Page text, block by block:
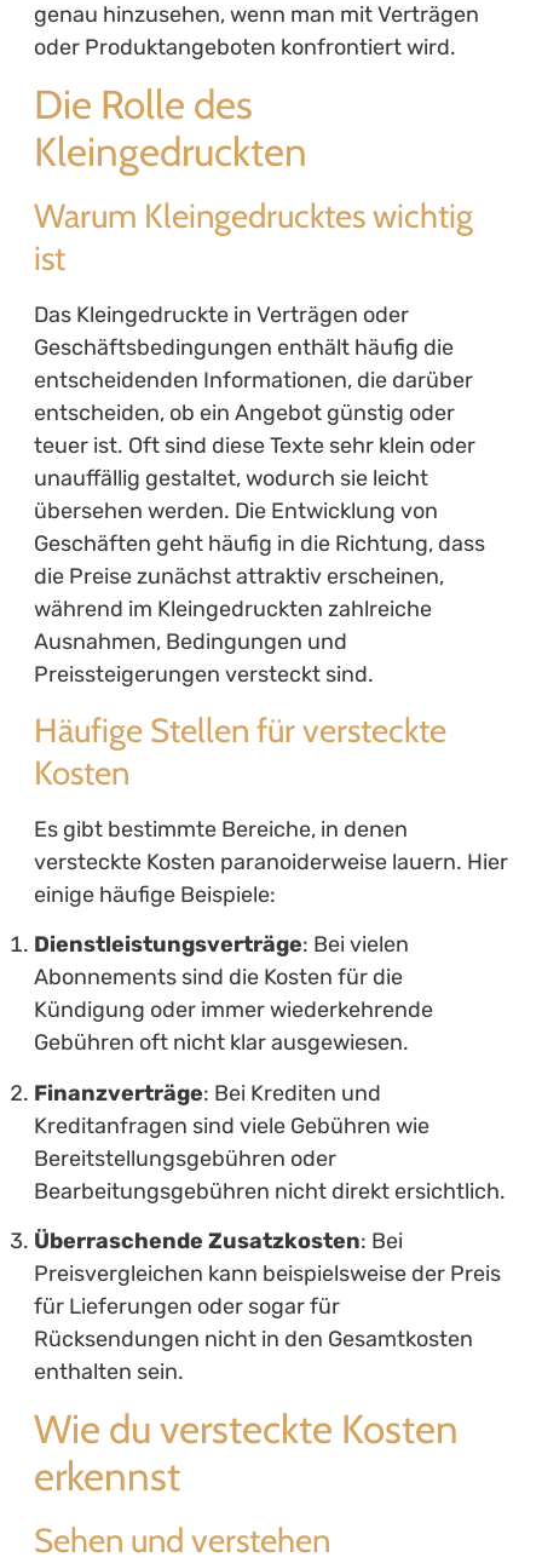
genau hinzusehen, wenn man mit Verträgen
oder Produktangeboten konfrontiert wird.
Die Rolle des
Kleingedruckten
Warum Kleingedrucktes wichtig
ist
Das Kleingedruckte in Verträgen oder
Geschäftsbedingungen enthält häufig die
entscheidenden Informationen, die darüber
entscheiden, ob ein Angebot günstig oder
teuer ist. Oft sind diese Texte sehr klein oder
unauffällig gestaltet, wodurch sie leicht
übersehen werden. Die Entwicklung von
Geschäften geht häufig in die Richtung, dass
die Preise zunächst attraktiv erscheinen,
während im Kleingedruckten zahlreiche
Ausnahmen, Bedingungen und
Preissteigerungen versteckt sind.
Häufige Stellen für versteckte
Kosten
Es gibt bestimmte Bereiche, in denen
versteckte Kosten paranoiderweise lauern. Hier
einige häufige Beispiele:
Dienstleistungsverträge: Bei vielen
Abonnements sind die Kosten für die
Kündigung oder immer wiederkehrende
Gebühren oft nicht klar ausgewiesen.
Finanzverträge: Bei Krediten und
Kreditanfragen sind viele Gebühren wie
Bereitstellungsgebühren oder
Bearbeitungsgebühren nicht direkt ersichtlich.
Überraschende Zusatzkosten: Bei
Preisvergleichen kann beispielsweise der Preis
für Lieferungen oder sogar für
Rücksendungen nicht in den Gesamtkosten
enthalten sein.
Wie du versteckte Kosten
erkennst
Sehen und verstehen